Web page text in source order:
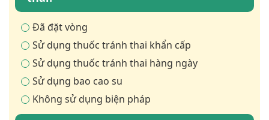
Đã đặt vòng
Sử dụng thuốc tránh thai khẩn cấp
Sử dụng thuốc tránh thai hàng ngày
Sử dụng bao cao su
Không sử dụng biện pháp